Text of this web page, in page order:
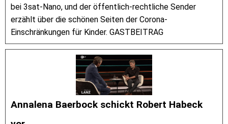
bei 3sat-Nano, und der öffentlich-rechtliche Sender
erzählt über die schönen Seiten der Corona-
Einschränkungen für Kinder. GASTBEITRAG
Annalena Baerbock schickt Robert Habeck